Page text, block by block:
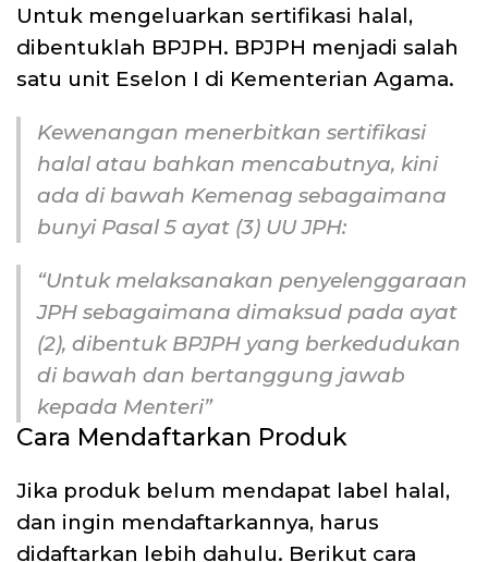
Untuk mengeluarkan sertifikasi halal,
dibentuklah BPJPH. BPJPH menjadi salah
satu unit Eselon I di Kementerian Agama.
Kewenangan menerbitkan sertifikasi
halal atau bahkan mencabutnya, kini
ada di bawah Kemenag sebagaimana
bunyi Pasal 5 ayat (3) UU JPH:
“Untuk melaksanakan penyelenggaraan
JPH sebagaimana dimaksud pada ayat
(2), dibentuk BPJPH yang berkedudukan
di bawah dan bertanggung jawab
kepada Menteri”
Cara Mendaftarkan Produk
Jika produk belum mendapat label halal,
dan ingin mendaftarkannya, harus
didaftarkan lebih dahulu. Berikut cara